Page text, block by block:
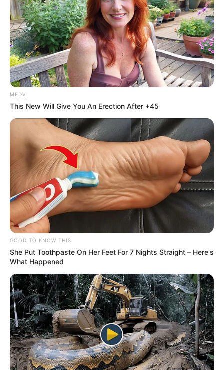
MEDVI
This New Will Give You An Erection After +45
GOOD TO KNOW THIS
She Put Toothpaste On Her Feet For 7 Nights Straight – Here's
What Happened